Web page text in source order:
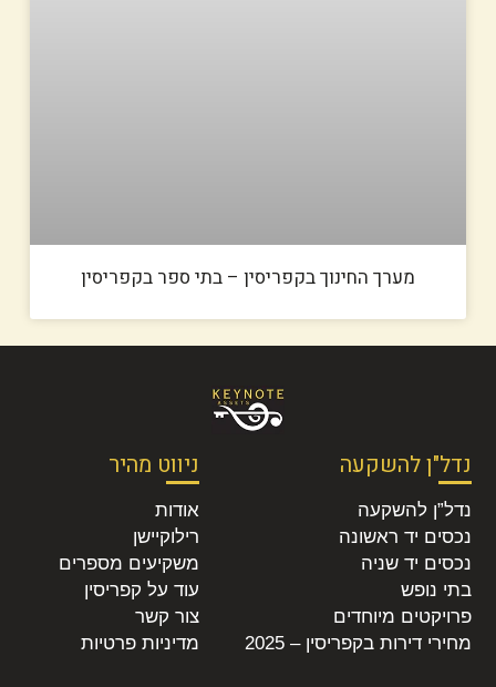
מערך החינוך בקפריסין – בתי ספר בקפריסין
ניווט מהיר
אודות
רילוקיישן
משקיעים מספרים
עוד על קפריסין
צור קשר
מדיניות פרטיות
נדל"ן להשקעה
נדל”ן להשקעה
נכסים יד ראשונה
נכסים יד שניה
בתי נופש
פרויקטים מיוחדים
מחירי דירות בקפריסין – 2025